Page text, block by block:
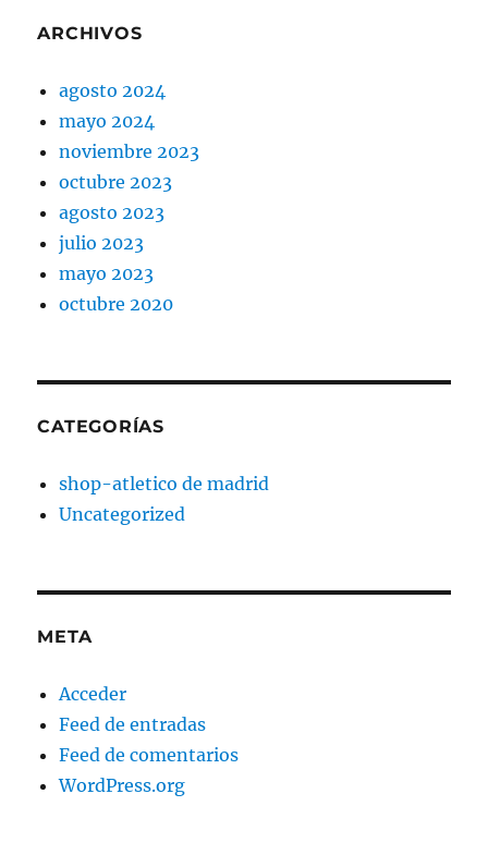
ARCHIVOS
agosto 2024
mayo 2024
noviembre 2023
octubre 2023
agosto 2023
julio 2023
mayo 2023
octubre 2020
CATEGORÍAS
shop-atletico de madrid
Uncategorized
META
Acceder
Feed de entradas
Feed de comentarios
WordPress.org